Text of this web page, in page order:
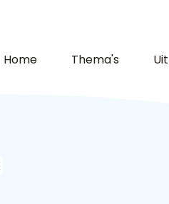
Home Thema's